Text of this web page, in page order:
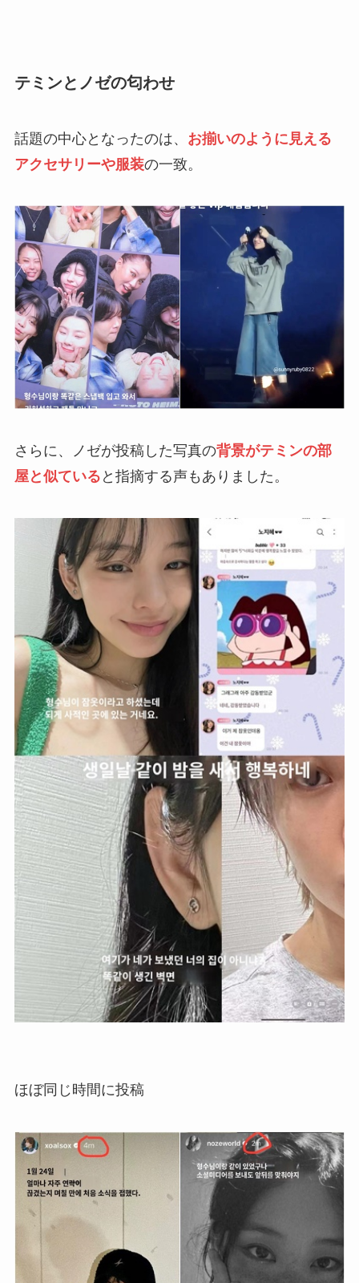
テミンとノゼの匂わせ
話題の中心となったのは、 お揃いのように見える
アクセサリーや服装の一致。
さらに、ノゼが投稿した写真の背景がテミンの部
屋と似ている と指摘する声もありました。
ほぼ同じ時間に投稿